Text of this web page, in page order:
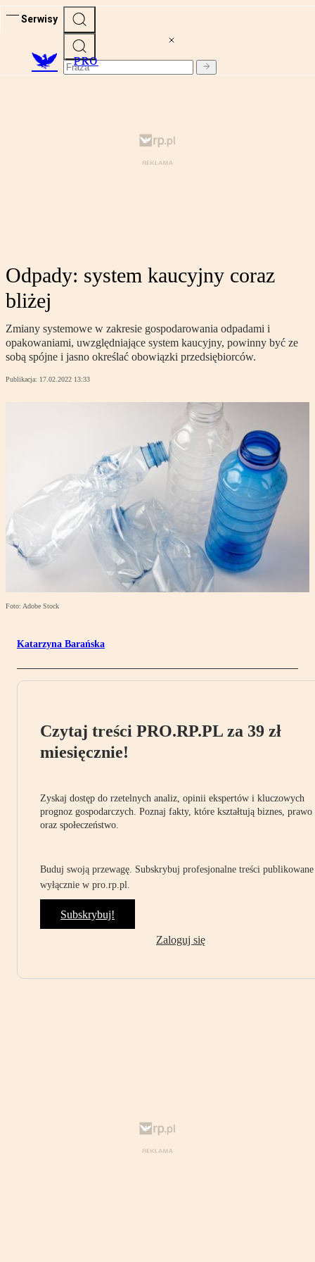
Serwisy
PRO
Odpady: system kaucyjny coraz
bliżej
Zmiany systemowe w zakresie gospodarowania odpadami i
opakowaniami, uwzględniające system kaucyjny, powinny być ze
sobą spójne i jasno określać obowiązki przedsiębiorców.
Publikacja: 17.02.2022 13:33
Foto: Adobe Stock
Katarzyna Barańska
Czytaj treści PRO.RP.PL za 39 zł
miesięcznie!
Zyskaj dostęp do rzetelnych analiz, opinii ekspertów i kluczowych
prognoz gospodarczych. Poznaj fakty, które kształtują biznes, prawo
oraz społeczeństwo.
Buduj swoją przewagę. Subskrybuj profesjonalne treści publikowane
wyłącznie w pro.rp.pl.
Subskrybuj!
Zaloguj się